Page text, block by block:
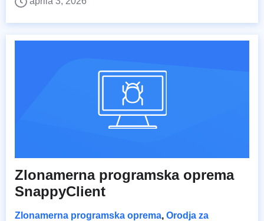
Zlonamerna programska oprema
SnappyClient
Zlonamerna programska oprema, Orodja za